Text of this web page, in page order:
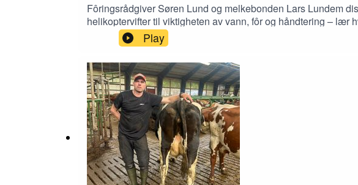
Fôringsrådgiver Søren Lund og melkebonden Lars Lundem
helikoptervifter til viktigheten av vann, fôr og håndtering – lær
vert er Kjetil Olsen, Produktleder i Fjøssystemer Gruppen.
Play